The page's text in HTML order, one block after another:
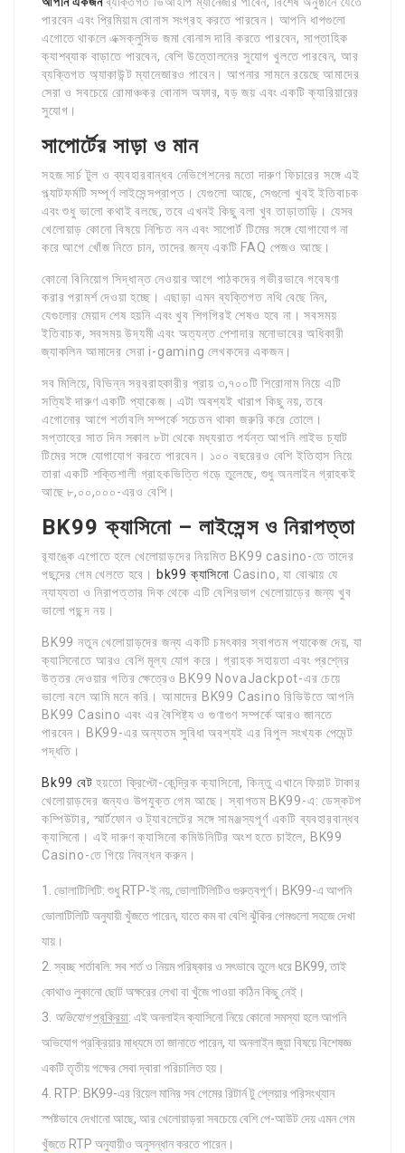
পারবেন এবং প্রিমিয়াম বোনাস সংগ্রহ করতে পারবেন। আপনি ধাপগুলো
এগোতে থাকলে এক্সক্লুসিভ জমা বোনাস দাবি করতে পারবেন, সাপ্তাহিক
ক্যাশব্যাক বাড়াতে পারবেন, বেশি উত্তোলনের সুযোগ খুলতে পারবেন, আর
ব্যক্তিগত অ্যাকাউন্ট ম্যানেজারও পাবেন। আপনার সামনে রয়েছে আমাদের
সেরা ও সবচেয়ে রোমাঞ্চকর বোনাস অফার, বড় জয় এবং একটি ক্যারিয়ারের
সুযোগ।
সাপোর্টের সাড়া ও মান
সহজ সার্চ টুল ও ব্যবহারবান্ধব নেভিগেশনের মতো দারুণ ফিচারের সঙ্গে এই
প্ল্যাটফর্মটি সম্পূর্ণ লাইসেন্সপ্রাপ্ত। যেগুলো আছে, সেগুলো খুবই ইতিবাচক
এবং শুধু ভালো কথাই বলছে, তবে এখনই কিছু বলা খুব তাড়াতাড়ি। যেসব
খেলোয়াড় কোনো বিষয়ে নিশ্চিত নন এবং সাপোর্ট টিমের সঙ্গে যোগাযোগ না
করে আগে খোঁজ নিতে চান, তাদের জন্য একটি FAQ পেজও আছে।
কোনো বিনিয়োগ সিদ্ধান্ত নেওয়ার আগে পাঠকদের গভীরভাবে গবেষণা
করার পরামর্শ দেওয়া হচ্ছে। এছাড়া এমন ব্যক্তিগত নথি বেছে নিন,
যেগুলোর মেয়াদ শেষ হয়নি এবং খুব শিগগিরই শেষও হবে না। সবসময়
ইতিবাচক, সবসময় উদ্যমী এবং অত্যন্ত পেশাদার মনোভাবের অধিকারী
জ্যাকলিন আমাদের সেরা i-gaming লেখকদের একজন।
সব মিলিয়ে, বিভিন্ন সরবরাহকারীর প্রায় ৩,৭০০টি শিরোনাম নিয়ে এটি
সত্যিই দারুণ একটি প্যাকেজ। এটা অবশ্যই খারাপ কিছু নয়, তবে
এগোনোর আগে শর্তাবলি সম্পর্কে সচেতন থাকা জরুরি করে তোলে।
সপ্তাহের সাত দিন সকাল ৮টা থেকে মধ্যরাত পর্যন্ত আপনি লাইভ চ্যাট
টিমের সঙ্গে যোগাযোগ করতে পারবেন। ১০০ বছরেরও বেশি ইতিহাস নিয়ে
তারা একটি শক্তিশালী গ্রাহকভিত্তি গড়ে তুলেছে, শুধু অনলাইন গ্রাহকই
আছে ৮,০০,০০০-এরও বেশি।
BK99 ক্যাসিনো – লাইসেন্স ও নিরাপত্তা
র‍্যাঙ্কে এগোতে হলে খেলোয়াড়দের নিয়মিত BK99 casino-তে তাদের
পছন্দের গেম খেলতে হবে।
bk99 ক্যাসিনো Casino, যা বোঝায় যে
ন্যায্যতা ও নিরাপত্তার দিক থেকে এটি বেশিরভাগ খেলোয়াড়ের জন্য খুব
ভালো পছন্দ নয়।
BK99 নতুন খেলোয়াড়দের জন্য একটি চমৎকার স্বাগতম প্যাকেজ দেয়, যা
ক্যাসিনোতে আরও বেশি মূল্য যোগ করে। গ্রাহক সহায়তা এবং প্রশ্নের
উত্তর দেওয়ার গতির ক্ষেত্রেও BK99 NovaJackpot-এর চেয়ে
ভালো বলে আমি মনে করি। আমাদের BK99 Casino রিভিউতে আপনি
BK99 Casino এবং এর বৈশিষ্ট্য ও গুণাগুণ সম্পর্কে আরও জানতে
পারবেন। BK99-এর অন্যতম সুবিধা অবশ্যই এর বিপুল সংখ্যক পেমেন্ট
পদ্ধতি।
Bk99 বেট হয়তো ক্রিপ্টো-কেন্দ্রিক ক্যাসিনো, কিন্তু এখানে ফিয়াট টাকার
খেলোয়াড়দের জন্যও উপযুক্ত গেম আছে। স্বাগতম BK99-এ: ডেস্কটপ
কম্পিউটার, স্মার্টফোন ও ট্যাবলেটের সঙ্গে সামঞ্জস্যপূর্ণ একটি ব্যবহারবান্ধব
ক্যাসিনো। এই দারুণ ক্যাসিনো কমিউনিটির অংশ হতে চাইলে, BK99
Casino-তে গিয়ে নিবন্ধন করুন।
ভোলাটিলিটি: শুধু RTP-ই নয়, ভোলাটিলিটিও গুরুত্বপূর্ণ। BK99-এ আপনি
ভোলাটিলিটি অনুযায়ী খুঁজতে পারেন, যাতে কম বা বেশি ঝুঁকির গেমগুলো সহজে দেখা
যায়।
স্বচ্ছ শর্তাবলি: সব শর্ত ও নিয়ম পরিষ্কার ও সৎভাবে তুলে ধরে BK99, তাই
কোথাও লুকানো ছোট অক্ষরের লেখা বা খুঁজে পাওয়া কঠিন কিছু নেই।
অভিযোগপ্রক্রিয়া: এই অনলাইন ক্যাসিনো নিয়ে কোনো সমস্যা হলে আপনি
অভিযোগ প্রক্রিয়ার মাধ্যমে তা জানাতে পারেন, যা অনলাইন জুয়া বিষয়ে বিশেষজ্ঞ
একটি তৃতীয় পক্ষের সেবা দ্বারা পরিচালিত হয়।
RTP: BK99-এর রিয়েল মানির সব গেমের রিটার্ন টু প্লেয়ার পরিসংখ্যান
স্পষ্টভাবে দেখানো আছে, আর খেলোয়াড়রা সবচেয়ে বেশি পে-আউট দেয় এমন গেম
খুঁজতে RTP অনুযায়ীও অনুসন্ধান করতে পারেন।